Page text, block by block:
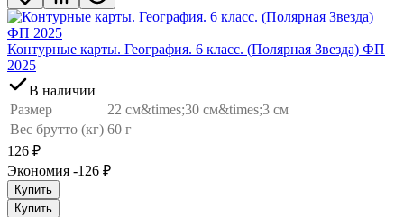
Контурные карты. География. 6 класс. (Полярная Звезда) ФП
2025
В наличии
Размер
22 см&times;30 см&times;3 см
Вес брутто (кг) 60 г
126 ₽
Экономия -126 ₽
Купить
Купить